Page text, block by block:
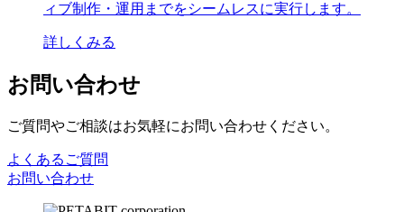
ィブ制作・運用までをシームレスに実行します。
詳しくみる
お問い合わせ
ご質問やご相談はお気軽にお問い合わせください。
よくあるご質問
お問い合わせ